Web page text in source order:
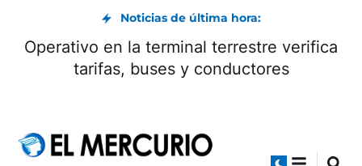
Noticias de última hora:
Operativo en la terminal terrestre verifica
tarifas, buses y conductores